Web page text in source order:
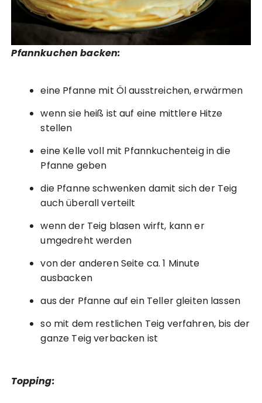
Pfannkuchen backen:
eine Pfanne mit Öl ausstreichen, erwärmen
wenn sie heiß ist auf eine mittlere Hitze
stellen
eine Kelle voll mit Pfannkuchenteig in die
Pfanne geben
die Pfanne schwenken damit sich der Teig
auch überall verteilt
wenn der Teig blasen wirft, kann er
umgedreht werden
von der anderen Seite ca. 1 Minute
ausbacken
aus der Pfanne auf ein Teller gleiten lassen
so mit dem restlichen Teig verfahren, bis der
ganze Teig verbacken ist
Topping: